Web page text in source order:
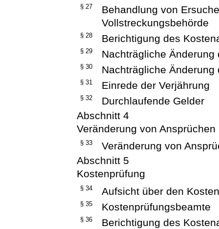
§ 27
Behandlung von
Vollstreckungsbehörde
§ 28 Berichtigung des
§ 29 Nachträgliche
§ 30 Nachträgliche Änderung
§ 31 Einrede der Verjährung
§ 32
Durchlaufende Gelder
Abschnitt 4
Veränderung von Ansprüchen
§ 33
Veränderung von
Abschnitt 5
Kostenprüfung
§ 34 Aufsicht über den
§ 35 Kostenprüfungsbeamte
§ 36 Berichtigung des